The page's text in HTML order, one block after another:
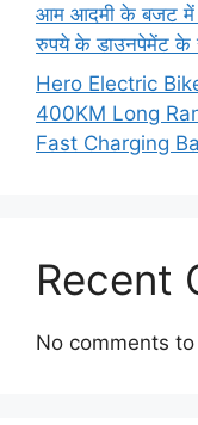
आम आदमी के बजट में
रुपये के डाउनपेमेंट के
Hero Electric
400KM Long
Fast Charging
Recent
No comments